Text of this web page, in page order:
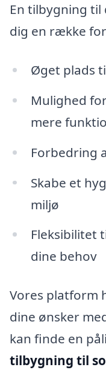
En tilbygning til
dig en række
Øget plads
Mulighed
mere
Forbedring
Skabe et
miljø
Fleksibilitet
dine behov
Vores platform
dine ønsker
kan finde en
tilbygning til